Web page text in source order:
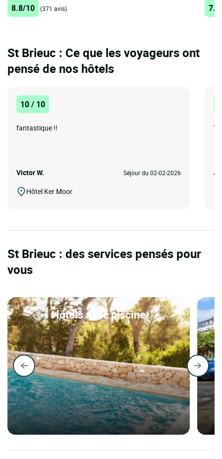
8.8/10 (371 avis)
St Brieuc : Ce que les voyageurs ont
pensé de nos hôtels
10 / 10
fantastique !!
Victor W. Séjour du 02-02-2026
Hôtel Ker Moor
St Brieuc : des services pensés pour
vous
Hôtels avec piscine